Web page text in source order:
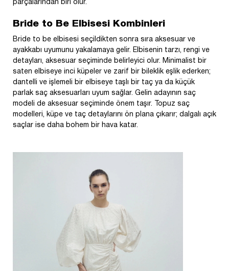
parçalarından biri olur.
Bride to Be Elbisesi Kombinleri
Bride to be elbisesi seçildikten sonra sıra aksesuar ve
ayakkabı uyumunu yakalamaya gelir. Elbisenin tarzı, rengi ve
detayları, aksesuar seçiminde belirleyici olur. Minimalist bir
saten elbiseye inci küpeler ve zarif bir bileklik eşlik ederken;
dantelli ve işlemeli bir elbiseye taşlı bir taç ya da küçük
parlak saç aksesuarları uyum sağlar. Gelin adayının saç
modeli de aksesuar seçiminde önem taşır. Topuz saç
modelleri, küpe ve taç detaylarını ön plana çıkarır; dalgalı açık
saçlar ise daha bohem bir hava katar.